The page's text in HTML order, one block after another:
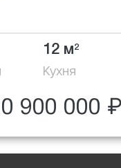
12 м2
Кухня
900 000 ₽